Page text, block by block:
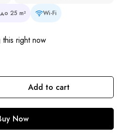
25 m² Wi-Fi
right now
Add to cart
Now